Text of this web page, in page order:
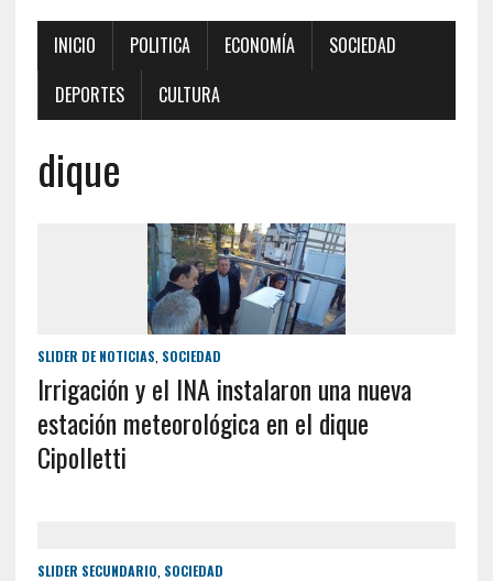
INICIO POLITICA ECONOMÍA
SOCIEDAD
DEPORTES
CULTURA
dique
SLIDER DE NOTICIAS SOCIEDAD
Irrigación y el INA instalaron una nueva
estación meteorológica en el dique
Cipolletti
SLIDER SECUNDARIO SOCIEDAD